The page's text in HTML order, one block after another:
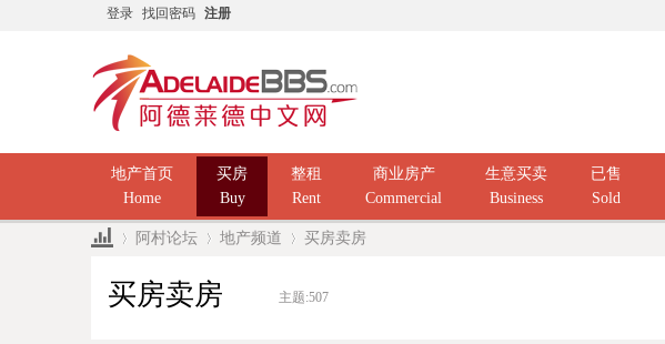
登录 找回密码 注册
地产首页
Home
买房
Buy
整租
Rent
商业房产
Commercial
生意买卖
Business
已售
Sold
阿村论坛 地产频道 买房卖房
买房卖房 主题:507